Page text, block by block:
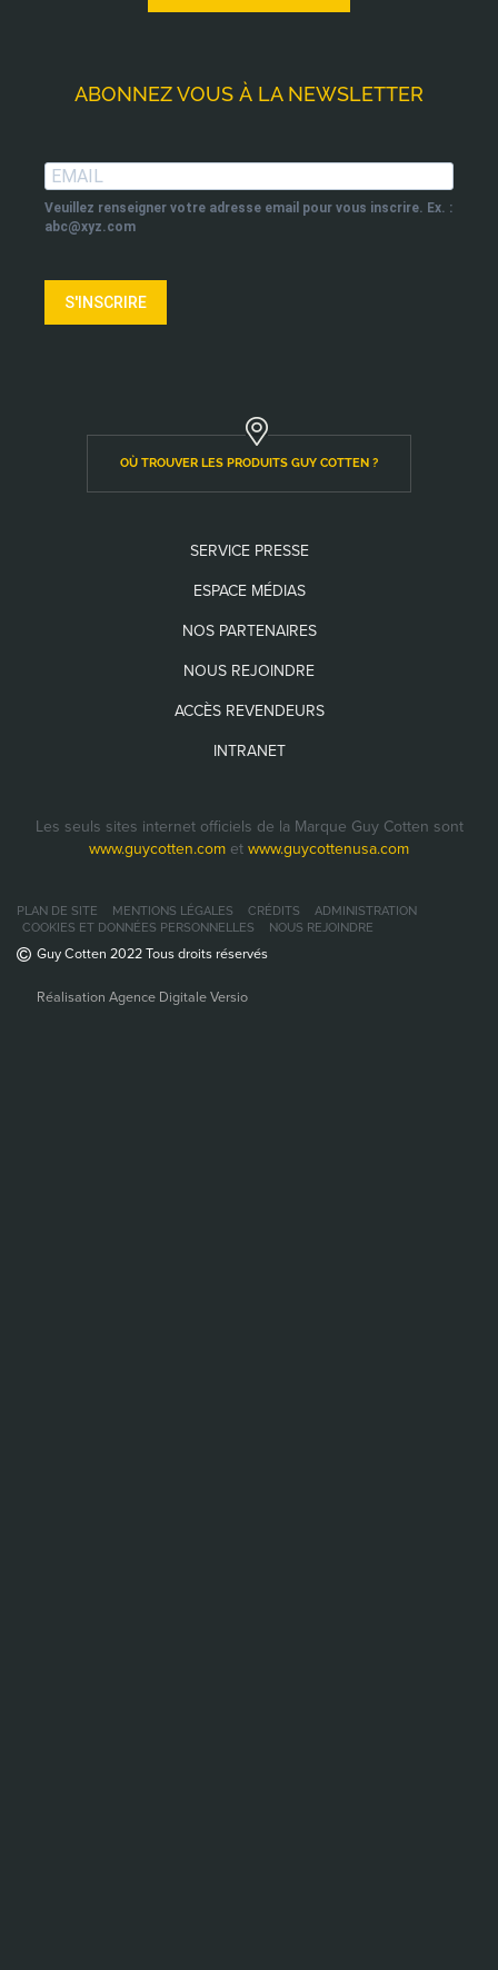
ABONNEZ VOUS À LA NEWSLETTER
Veuillez renseigner votre adresse email pour vous inscrire. Ex. :
abc@xyz.com
S'INSCRIRE
OÙ TROUVER LES PRODUITS GUY COTTEN ?
SERVICE PRESSE
ESPACE MÉDIAS
NOS PARTENAIRES
NOUS REJOINDRE
ACCÈS REVENDEURS
INTRANET
Les seuls sites internet officiels de la Marque Guy Cotten sont
www.guycotten.com et www.guycottenusa.com
PLAN DE SITE MENTIONS LÉGALES CRÉDITS
ADMINISTRATION
COOKIES ET DONNÉES PERSONNELLES
NOUS REJOINDRE
Guy Cotten 2022 Tous droits réservés
Réalisation Agence Digitale Versio